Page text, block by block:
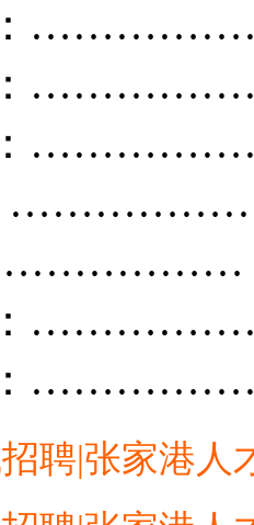
：
：
：
：
………………
：
：
聘|张家港人